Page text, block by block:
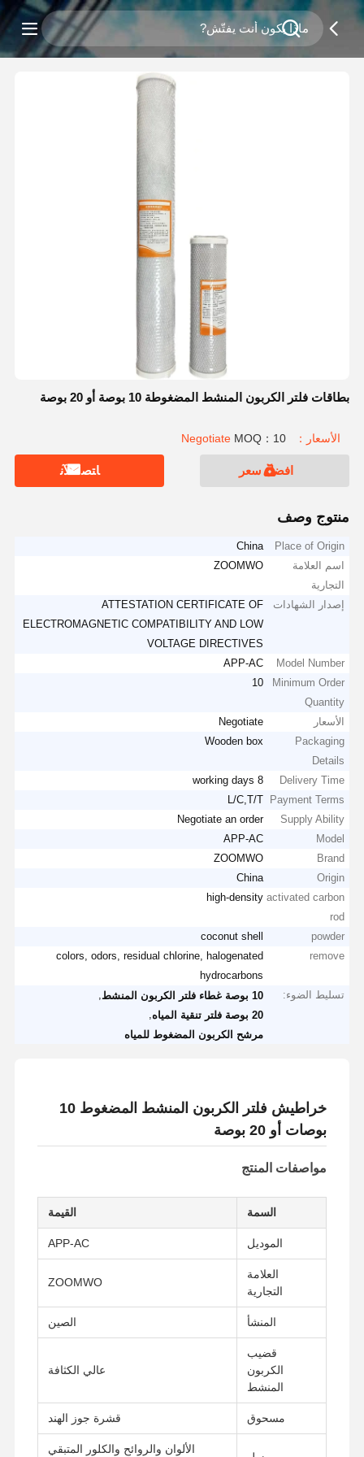
بطاقات فلتر الكربون المنشط المضغوطة 10 بوصة أو 20 بوصة
الأسعار：Negotiate MOQ：10
افضل سعر ﺎﺘﺼﻟ ﺍﻶﻧ
منتوج وصف
Place of Origin
China
اسم العلامة
التجارية
ZOOMWO
إصدار الشهادات
ATTESTATION CERTIFICATE OF
ELECTROMAGNETIC COMPATIBILITY AND LOW
VOLTAGE DIRECTIVES
Model Number
APP-AC
Minimum Order
Quantity
10
الأسعار
Negotiate
Packaging
Details
Wooden box
Delivery Time
8 working days
Payment Terms
L/C,T/T
Supply Ability
Negotiate an order
Model
APP-AC
Brand
ZOOMWO
Origin
China
activated carbon
rod
high-density
powder​​
coconut shell
remove
colors, odors, residual chlorine, halogenated
hydrocarbons
تسليط الضوء:
10 بوصة غطاء فلتر الكربون المنشط
20 بوصة فلتر تنقية المياه
مرشح الكربون المضغوط للمياه
خراطيش فلتر الكربون المنشط المضغوط 10
بوصات أو 20 بوصة
مواصفات المنتج
السمة القيمة
الموديل APP-AC
العلامة
التجارية
ZOOMWO
المنشأ الصين
قضيب
الكربون
المنشط
عالي الكثافة
مسحوق قشرة جوز الهند
الألوان والروائح والكلور المتبقي